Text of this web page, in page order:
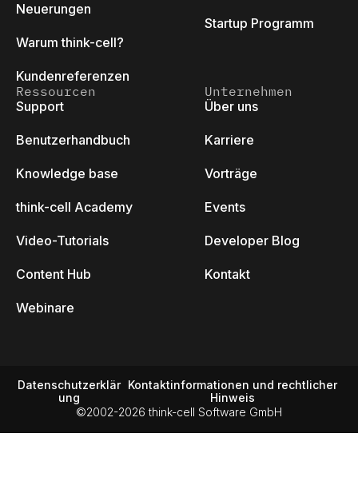
Neuerungen
Warum think-cell?
Kundenreferenzen
Startup Programm
Ressourcen
Support
Benutzerhandbuch
Knowledge base
think-cell Academy
Video-Tutorials
Content Hub
Webinare
Unternehmen
Über uns
Karriere
Vorträge
Events
Developer Blog
Kontakt
©2002-2026 think-cell Software GmbH
Datenschutzerklär
ung
Kontaktinformationen und rechtlicher
Hinweis